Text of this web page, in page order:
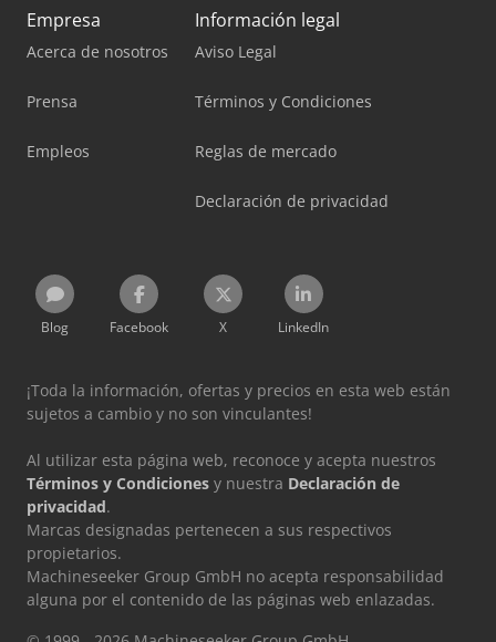
Empresa
Acerca de nosotros
Prensa
Empleos
Información legal
Aviso Legal
Términos y Condiciones
Reglas de mercado
Declaración de privacidad
Blog Facebook X LinkedIn
¡Toda la información, ofertas y precios en esta web están
sujetos a cambio y no son vinculantes!
Al utilizar esta página web, reconoce y acepta nuestros
Términos y Condiciones y nuestra Declaración de
privacidad.
Marcas designadas pertenecen a sus respectivos
propietarios.
Machineseeker Group GmbH no acepta responsabilidad
alguna por el contenido de las páginas web enlazadas.